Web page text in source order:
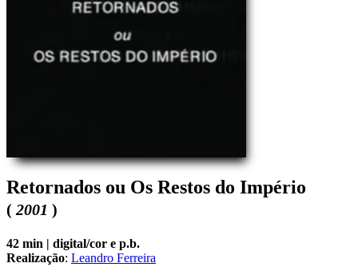
Retornados ou Os Restos do Império
( 2001 )
42 min | digital/cor e p.b.
Realização: Leandro Ferreira